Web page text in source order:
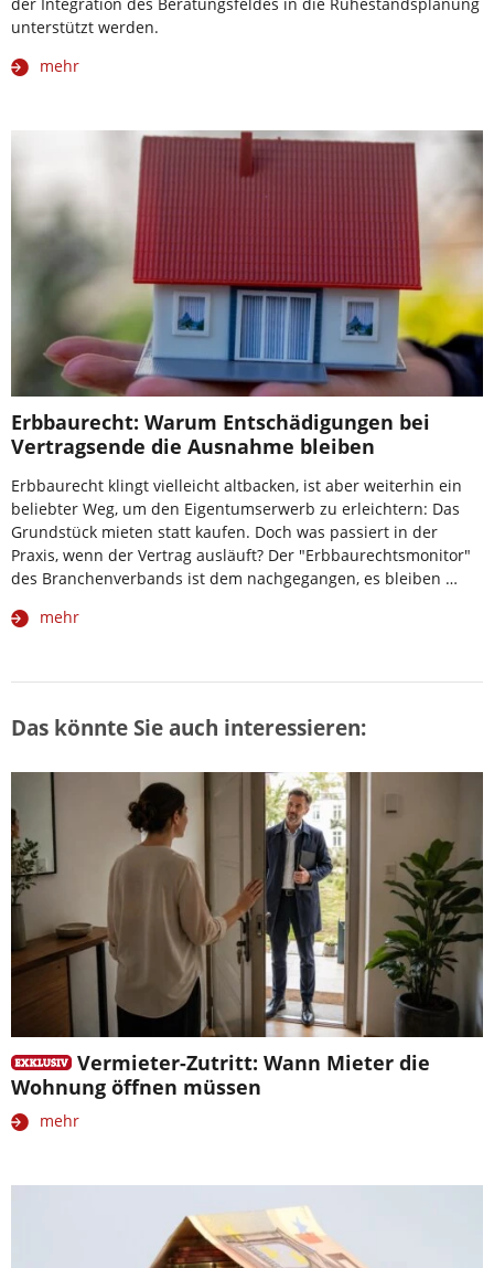
unterstützt werden.
mehr
Erbbaurecht: Warum Entschädigungen bei
Vertragsende die Ausnahme bleiben
Erbbaurecht klingt vielleicht altbacken, ist aber weiterhin ein
beliebter Weg, um den Eigentumserwerb zu erleichtern: Das
Grundstück mieten statt kaufen. Doch was passiert in der
Praxis, wenn der Vertrag ausläuft? Der "Erbbaurechtsmonitor"
des Branchenverbands ist dem nachgegangen, es bleiben …
mehr
Das könnte Sie auch interessieren:
Vermieter-Zutritt: Wann Mieter die
Wohnung öffnen müssen
mehr